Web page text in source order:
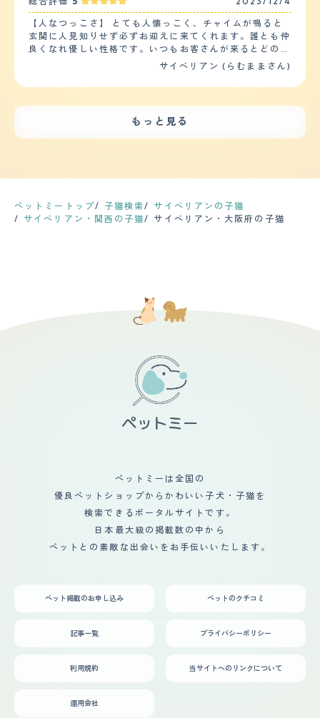
んどは睡眠に費やしているので静かです。うちの猫の場
合、明け方になると窓の外にいる鳥を眺めたり、階段を駆
け上がったりして運動をしています。遊ぶ時以外はそんな
感じで落ち着いて寝ていたりベッドに転がっています。
【しつけやすさ】 トイレの場所を覚えさせたりするくら
いであとはある程度落ち着いている猫なので、しつけはあ
2、3回あります。 【お手入れ】 サイベリアンは長毛種な
ので毛が長いです。シャンプーは月に1回くらいが良い頻
といって健康上の問題はありません。 【鳴き声】 1日生活
している上ではあまり鳴かず、静かな猫です。鳴くタイミ
つもなら断っていましたが、今回はなんとなくこの猫をお
願いしますと口に出していました。サイベリアンという猫
種を知ったのが初めてで、店員さんの話を聞くうちに飼い
した。その後サイベリアンについて調べ、環境を整えたの
ちに迎え入れることが決まりました。迎え入れたあとは、
生活に潤いが出てきました。家に帰ると猫がいるという状
態が新鮮でとても充実した毎日を過ごさせてもらっていま
す。基本的にはこちらから寄らないといけませんが、ごく
稀に近づいてきたり、後を追ってきたりするのがかわいい
【人なつっこさ】 とても人懐っこく、チャイムが鳴ると
玄関に人見知りせず必ずお迎えに来てくれます。誰とも仲
良くなれ優しい性格です。いつもお客さんが来るとどの猫
よりも一番に挨拶に行きずっと側に寄り添います。犬？と
ましたが、ベタベタとはしませんが一緒に寝たり遊んだり
猫じゃらしなどで率先して遊んでくれていました。怪我を
負わせたり攻撃したり威嚇したりは全くありません。
向ぼっこや外を窓から観察したり私たちと一緒にくっつい
優しいです。 【しつけやすさ】 とても賢く一度ダメと教
えたことはすぐに理解します。イタズラが好きなやんちゃ
毛で長く柔らかい毛質です。 シャンプーは1.2ヶ月に1回
程、ブラッシングは毎日必要です。夏は暑くエアコンをつ
ルフカットでは背中や横腹の毛をカットしました。お腹を
壊すのでお腹側の毛は残すようにしていました。 2歳頃、
心臓が大きいかもと言われていましたが治療するまででは
なく経過を診ていました。サイベリアンには肥大型心筋症
が多いようです。 年に1度程は、血液検査、触診などの健
康診断は必要です。体調が悪くなる前に対処することが大
るように鳴きます。声の大きさは小さく近所迷惑にもなり
ません。ですが、ドアを開けてほしいなどの要求が通るま
で鳴いて訴え続けることがありました。意外に頑固な面も
ころが好きです。とても甘えん坊で態度で毎日示してくれ
るので愛情がとても伝わり幸せな気分になります。ふわふ
わの毛並みがとても気に入っています。冬になるとさらに
た。抱っこしても大人しくぽけーっとしていて顔もとても
使いました。初めの対面の場面や対応を調べ徹底しまし
りその子とは仲良くなれませんでしたが先住猫の分離不安
も仲良く喧嘩もせず穏やかに暮らすことができました。
サイベリアン (らむままさん)
もっと見る
ペットミートップ 子猫検索
サイベリアンの子猫
サイベリアン・関西の子猫
サイベリアン・大阪府の子猫
ペットミーは全国の
優良ペットショップからかわいい子犬・子猫を
検索できるポータルサイトです。
日本最大級の掲載数の中から
ペットとの素敵な出会いをお手伝いいたします。
ペット掲載のお申し込み ペットのクチコミ
記事一覧 プライバシーポリシー
利用規約 当サイトへのリンクについて
運用会社